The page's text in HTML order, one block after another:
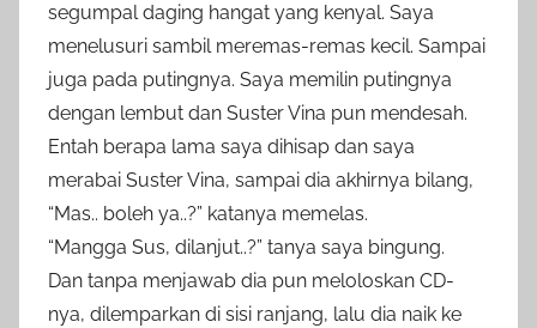
segumpal daging hangat yang kenyal. Saya
menelusuri sambil meremas-remas kecil. Sampai
juga pada putingnya. Saya memilin putingnya
dengan lembut dan Suster Vina pun mendesah.
Entah berapa lama saya dihisap dan saya
merabai Suster Vina, sampai dia akhirnya bilang,
“Mas.. boleh ya..?” katanya memelas.
“Mangga Sus, dilanjut..?” tanya saya bingung.
Dan tanpa menjawab dia pun meloloskan CD-
nya, dilemparkan di sisi ranjang, lalu dia naik ke